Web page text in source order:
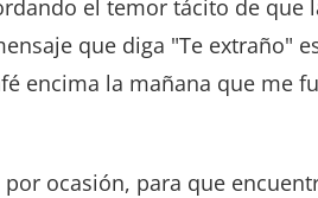
el temor tácito de
que diga "Te extraño"
encima la mañana que me
ocasión, para que